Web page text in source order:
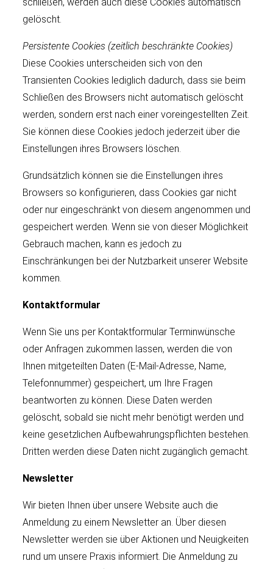
gelöscht.
Persistente Cookies (zeitlich beschränkte Cookies)
Diese Cookies unterscheiden sich von den
Transienten Cookies lediglich dadurch, dass sie beim
Schließen des Browsers nicht automatisch gelöscht
werden, sondern erst nach einer voreingestellten Zeit.
Sie können diese Cookies jedoch jederzeit über die
Einstellungen ihres Browsers löschen.
Grundsätzlich können sie die Einstellungen ihres
Browsers so konfigurieren, dass Cookies gar nicht
oder nur eingeschränkt von diesem angenommen und
gespeichert werden. Wenn sie von dieser Möglichkeit
Gebrauch machen, kann es jedoch zu
Einschränkungen bei der Nutzbarkeit unserer Website
kommen.
Kontaktformular
Wenn Sie uns per Kontaktformular Terminwünsche
oder Anfragen zukommen lassen, werden die von
Ihnen mitgeteilten Daten (E-Mail-Adresse, Name,
Telefonnummer) gespeichert, um Ihre Fragen
beantworten zu können. Diese Daten werden
gelöscht, sobald sie nicht mehr benötigt werden und
keine gesetzlichen Aufbewahrungspflichten bestehen.
Dritten werden diese Daten nicht zugänglich gemacht.
Newsletter
Wir bieten Ihnen über unsere Website auch die
Anmeldung zu einem Newsletter an. Über diesen
Newsletter werden sie über Aktionen und Neuigkeiten
rund um unsere Praxis informiert. Die Anmeldung zu